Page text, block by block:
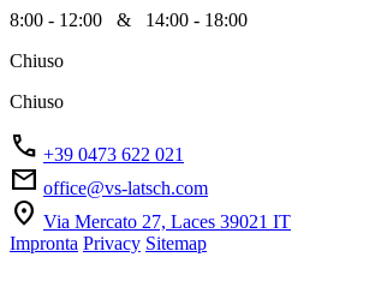
8:00 - 12:00 & 14:00 - 18:00
Chiuso
Chiuso
phone +39 0473 622 021
mail office@vs-latsch.com
location_on Via Mercato 27, Laces 39021 IT
Impronta Privacy Sitemap